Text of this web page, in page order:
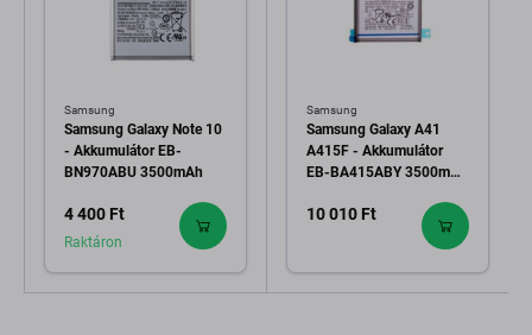
Samsung
Samsung Galaxy Note 10
- Akkumulátor EB-
BN970ABU 3500mAh
4 400 Ft
Raktáron
Samsung
Samsung Galaxy A41
A415F - Akkumulátor
EB-BA415ABY 3500mAh
Service Pack
10 010 Ft